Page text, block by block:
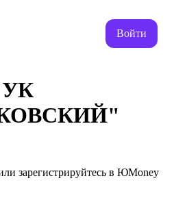
Войти
зарегистрируйтесь в ЮMoney